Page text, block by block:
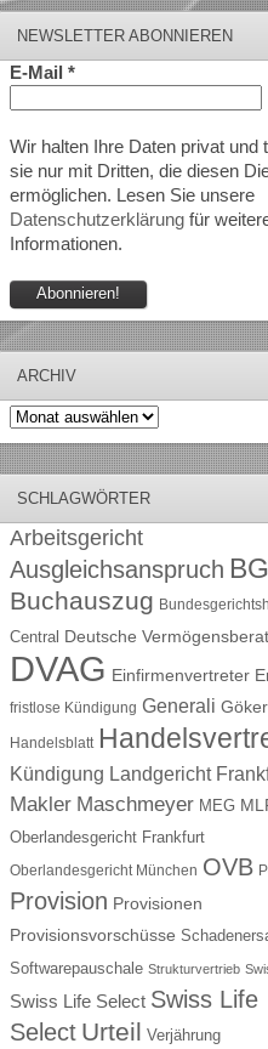
NEWSLETTER ABONNIEREN
E-Mail *
Wir halten Ihre Daten privat und
sie nur mit Dritten, die diesen
ermöglichen. Lesen Sie unsere
Datenschutzerklärungfür
Informationen.
ARCHIV
Archiv
SCHLAGWÖRTER
Arbeitsgericht
Ausgleichsanspruch
Buchauszug
Central Deutsche
DVAG Einfirmenvertreter
fristlose Kündigung Generali Göker
Handelsblatt
Kündigung Landgericht
Makler Maschmeyer MEG
Oberlandesgericht Frankfurt
Oberlandesgericht München OVB
Provision Provisionen
Provisionsvorschüsse
Softwarepauschale Strukturvertrieb
Swiss Life Select Swiss Life
Select Urteil Verjährung